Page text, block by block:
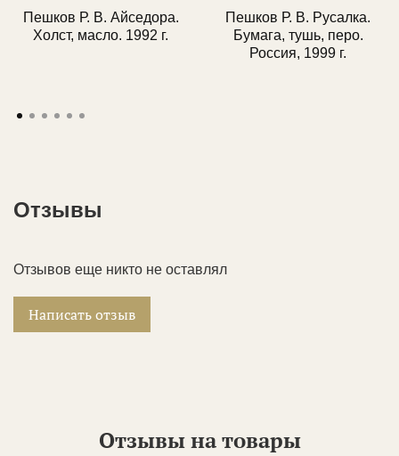
детали доставки.
💼 Услуги для всех:
коллекционеров, так и юридические лица.
Пешков Р. В. Айседора.
Холст, масло. 1992 г.
Пешков Р. В. Русалка.
Бумага, тушь, перо.
Россия, 1999 г.
Отзывы
Отзывов еще никто не оставлял
Написать отзыв
Отзывы на товары